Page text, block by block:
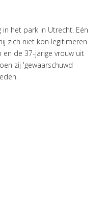
het park in Utrecht. Eén
zich niet kon legitimeren.
en de 37-jarige vrouw uit
zij 'gewaarschuwd